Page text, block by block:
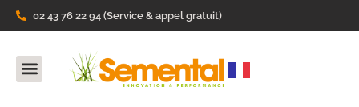
02 43 76 22 94 (Service & appel gratuit)